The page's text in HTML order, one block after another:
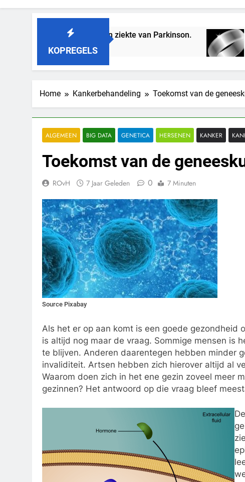
KOPREGELS
Vaccin tegen ziekte van Parkinson. Draagbare
3 Jaar Geleden
Home Kankerbehandeling Toekomst van de
ALGEMEEN BIG DATA GENETICA HERSENEN KANKER
Toekomst van de
ROvH 7 Jaar Geleden 0 7 Minuten
Source Pixabay
Als het er op aan komt is een goede gezondheid
is altijd nog maar de vraag. Sommige mensen is
te blijven. Anderen daarentegen hebben minder
invaliditeit. Artsen hebben zich hierover altijd al
Waarom doen zich in het ene gezin zoveel meer
gezinnen? Het antwoord op die vraag bleef